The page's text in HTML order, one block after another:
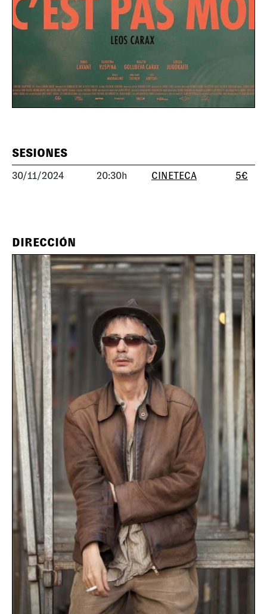
SESIONES
30/11/2024 20:30h CINETECA 5€
DIRECCIÓN